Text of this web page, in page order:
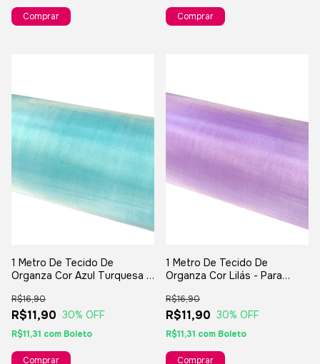
1 Metro De Tecido De
Organza Cor Azul Turquesa -
Decorações
R$11,90
R$16,90
30% OFF
R$11,31 com Boleto
1 Metro De Tecido De
Organza Cor Lilás - Para
R$11,90
R$16,90
30% OFF
R$11,31 com Boleto